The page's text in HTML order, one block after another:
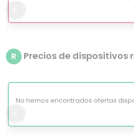
R Precios de
No hemos encontrados ofertas